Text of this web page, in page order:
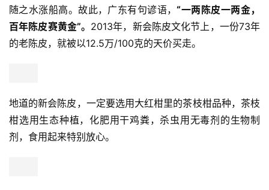
专
题
善
佛
教
随之水涨船高。故此，广东有句谚语，“一两陈皮一两金，
百年陈皮赛黄金”。 2013年，新会陈皮文化节上，一份73年
的老陈皮，就被以12.5万/100克的天价买走。
地道的新会陈皮，一定要选用大红柑里的茶枝柑品种，茶枝
柑选用生态种植，化肥用干鸡粪，杀虫用无毒剂的生物制
剂，食用起来特别放心。